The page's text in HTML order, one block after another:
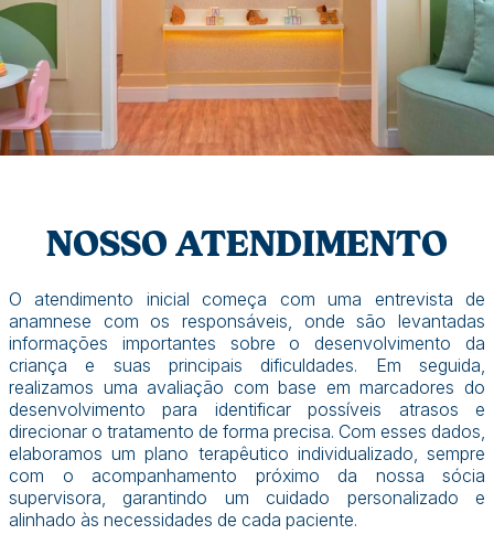
NOSSO ATENDIMENTO
O atendimento inicial começa com uma entrevista de
anamnese com os responsáveis, onde são levantadas
informações importantes sobre o desenvolvimento da
criança e suas principais dificuldades. Em seguida,
realizamos uma avaliação com base em marcadores do
desenvolvimento para identificar possíveis atrasos e
direcionar o tratamento de forma precisa. Com esses dados,
elaboramos um plano terapêutico individualizado, sempre
com o acompanhamento próximo da nossa sócia
supervisora, garantindo um cuidado personalizado e
alinhado às necessidades de cada paciente.